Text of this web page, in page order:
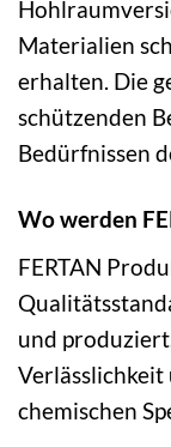
Materialien
erhalten. Die
schützenden
Bedürfnissen
Wo werden
FERTAN
und
chemischen